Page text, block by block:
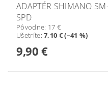
ADAPTÉR SHIMANO
SPD
Pôvodne: 17 €
Ušetríte:7,10 € (–41 %)
9,90 €